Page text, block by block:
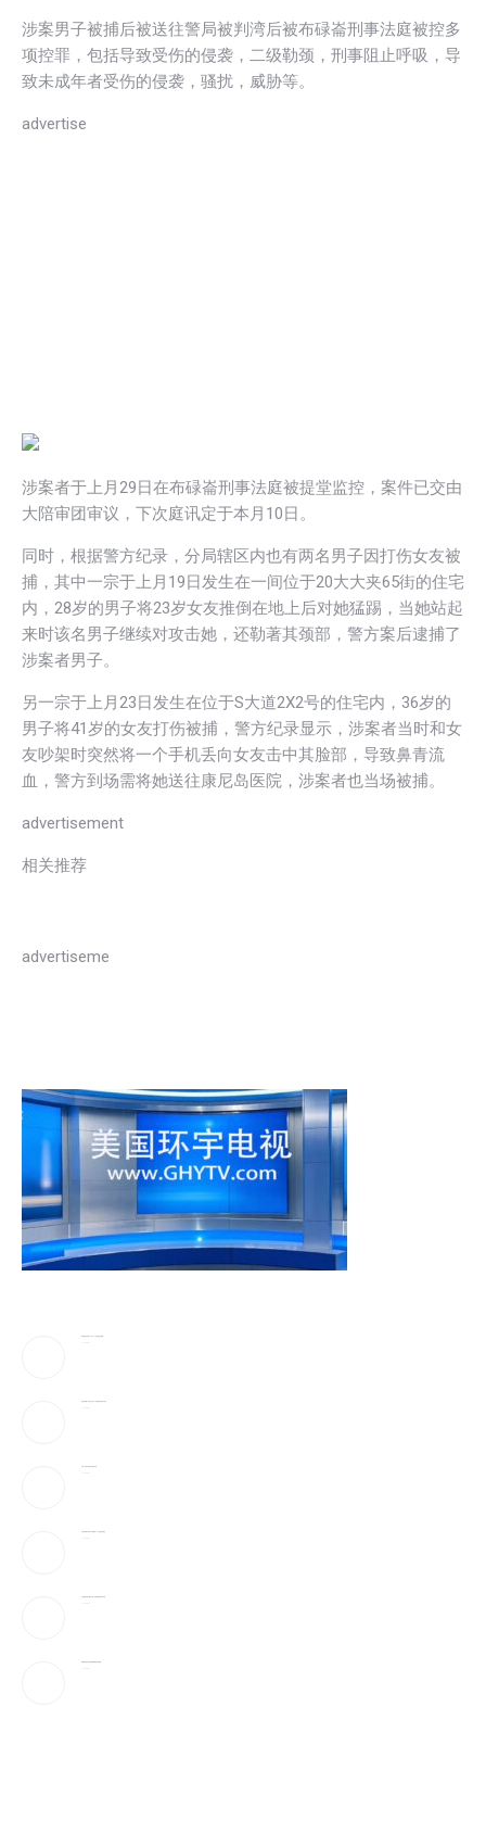
涉案男子被捕后被送往警局被判湾后被布碌崙刑事法庭被控多
项控罪，包括导致受伤的侵袭，二级勒颈，刑事阻止呼吸，导
致未成年者受伤的侵袭，骚扰，威胁等。
advertise
涉案者于上月29日在布碌崙刑事法庭被提堂监控，案件已交由
大陪审团审议，下次庭讯定于本月10日。
同时，根据警方纪录，分局辖区内也有两名男子因打伤女友被
捕，其中一宗于上月19日发生在一间位于20大大夹65街的住宅
内，28岁的男子将23岁女友推倒在地上后对她猛踢，当她站起
来时该名男子继续对攻击她，还勒著其颈部，警方案后逮捕了
涉案者男子。
另一宗于上月23日发生在位于S大道2X2号的住宅内，36岁的
男子将41岁的女友打伤被捕，警方纪录显示，涉案者当时和女
友吵架时突然将一个手机丢向女友击中其脸部，导致鼻青流
血，警方到场需将她送往康尼岛医院，涉案者也当场被捕。
advertisement
相关推荐
advertiseme